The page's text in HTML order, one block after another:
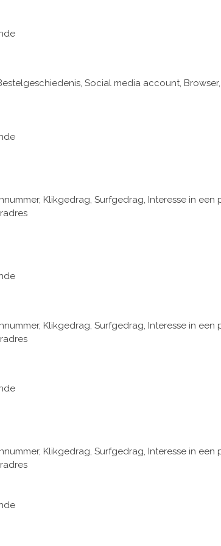
Social media account, Browser,
Klikgedrag, Surfgedrag, Interesse in een
Klikgedrag, Surfgedrag, Interesse in een
Klikgedrag, Surfgedrag, Interesse in een